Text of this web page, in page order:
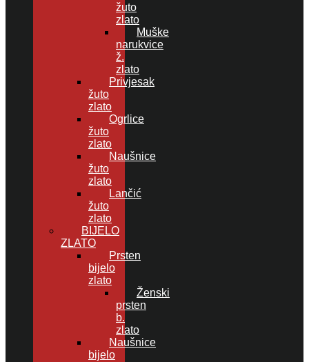
žuto
zlato
Muške
narukvice
ž.
zlato
Privjesak
žuto
zlato
Ogrlice
žuto
zlato
Naušnice
žuto
zlato
Lančić
žuto
zlato
BIJELO
ZLATO
Prsten
bijelo
zlato
Ženski
prsten
b.
zlato
Naušnice
bijelo